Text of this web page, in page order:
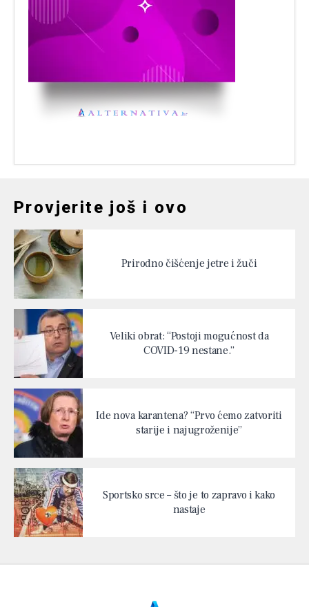
Provjerite još i ovo
Prirodno čišćenje jetre i žuči
Veliki obrat: “Postoji mogućnost da
COVID-19 nestane.”
Ide nova karantena? “Prvo ćemo zatvoriti
starije i najugroženije”
Sportsko srce – što je to zapravo i kako
nastaje